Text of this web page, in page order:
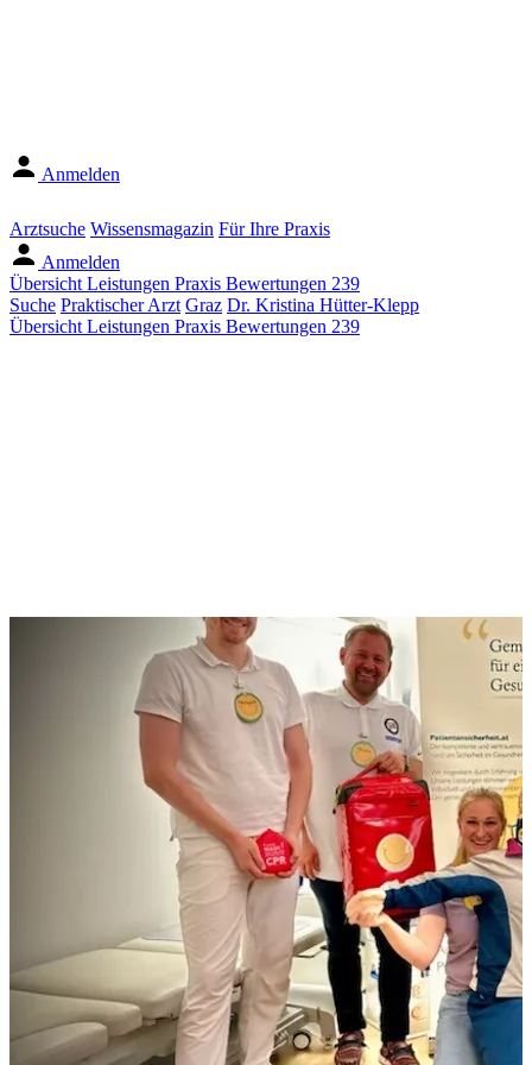
Anmelden
Arztsuche Wissensmagazin Für Ihre Praxis
Anmelden
Übersicht Leistungen Praxis Bewertungen 239
Suche Praktischer Arzt Graz Dr. Kristina Hütter-Klepp
Übersicht Leistungen Praxis Bewertungen 239